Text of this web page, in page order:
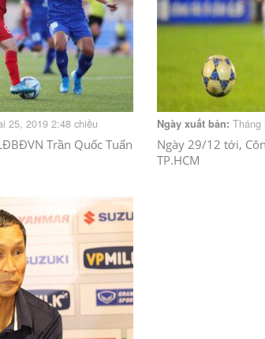
25, 2019 2:48 chiều
Trần Quốc Tuấn
Ngày xuất bản: Tháng
Ngày 29/12 tới,
TP.HCM